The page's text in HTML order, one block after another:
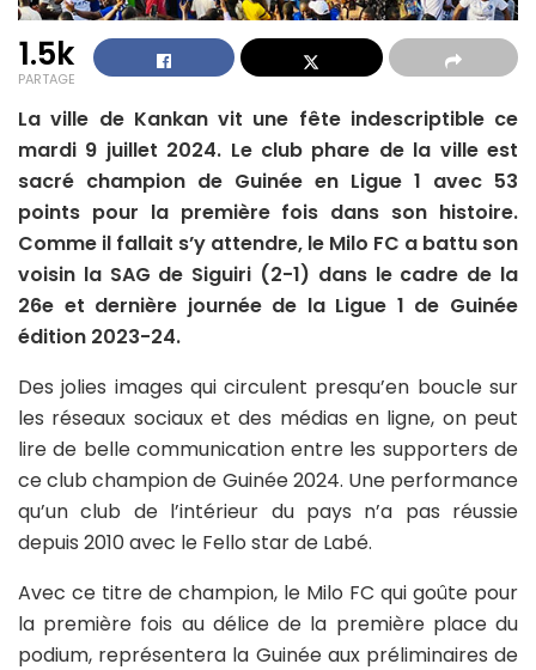
1.5k
PARTAGE
La ville de Kankan vit une fête indescriptible ce
mardi 9 juillet 2024. Le club phare de la ville est
sacré champion de Guinée en Ligue 1 avec 53
points pour la première fois dans son histoire.
Comme il fallait s’y attendre, le Milo FC a battu son
voisin la SAG de Siguiri (2-1) dans le cadre de la
26e et dernière journée de la Ligue 1 de Guinée
édition 2023-24.
Des jolies images qui circulent presqu’en boucle sur
les réseaux sociaux et des médias en ligne, on peut
lire de belle communication entre les supporters de
ce club champion de Guinée 2024. Une performance
qu’un club de l’intérieur du pays n’a pas réussie
depuis 2010 avec le Fello star de Labé.
Avec ce titre de champion, le Milo FC qui goûte pour
la première fois au délice de la première place du
podium, représentera la Guinée aux préliminaires de